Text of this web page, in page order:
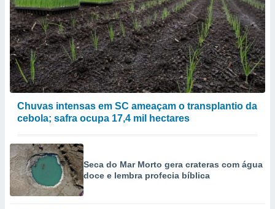
Chuvas intensas em SC ameaçam o transplantio da
cebola; safra ocupa 17,4 mil hectares
Seca do Mar Morto gera crateras com água
doce e lembra profecia bíblica